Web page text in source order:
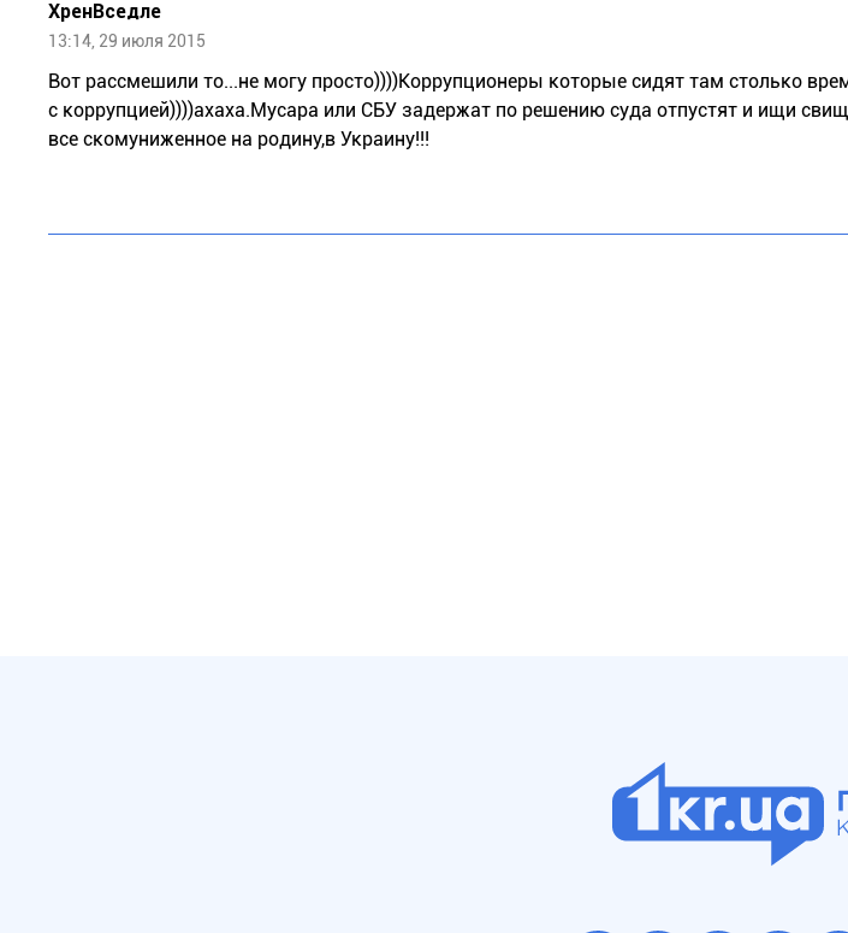
ХренВседле
13:14, 29 июля 2015
Вот рассмешили то...не могу просто))))Коррупционеры которые сидят там столько
с коррупцией))))ахаха.Мусара или СБУ задержат по решению суда отпустят и ищи
все скомуниженное на родину,в Украину!!!